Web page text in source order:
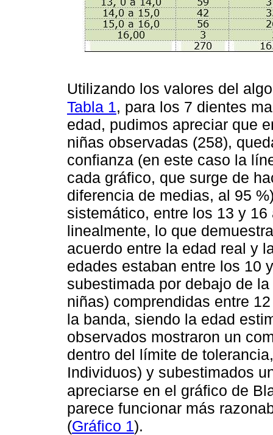
Utilizando los valores del
Tabla 1 , para los 7 dientes
edad, pudimos apreciar que
niñas observadas (258),
confianza (en este caso la
cada gráfico, que surge de
diferencia de medias, al 95
sistemático, entre los 13 y
linealmente, lo que
acuerdo entre la edad real y
edades estaban entre los 10
subestimada por debajo de
niñas) comprendidas entre
la banda, siendo la edad
observados mostraron un
dentro del límite de
Individuos) y subestimados
apreciarse en el gráfico de
parece funcionar más
(Gráfico 1).